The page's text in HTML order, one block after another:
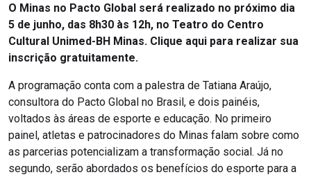
O Minas no Pacto Global será realizado no próximo dia
5 de junho, das 8h30 às 12h, no Teatro do Centro
Cultural Unimed-BH Minas. Clique aqui para realizar sua
inscrição gratuitamente.
A programação conta com a palestra de Tatiana Araújo,
consultora do Pacto Global no Brasil, e dois painéis,
voltados às áreas de esporte e educação. No primeiro
painel, atletas e patrocinadores do Minas falam sobre como
as parcerias potencializam a transformação social. Já no
segundo, serão abordados os benefícios do esporte para a